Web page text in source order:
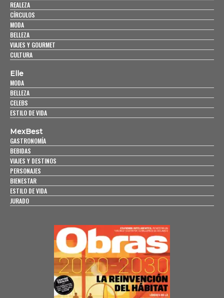
REALEZA
CÍRCULOS
MODA
BELLEZA
VIAJES Y GOURMET
CULTURA
Elle
MODA
BELLEZA
CELEBS
ESTILO DE VIDA
MexBest
GASTRONOMÍA
BEBIDAS
VIAJES Y DESTINOS
PERSONAJES
BIENESTAR
ESTILO DE VIDA
JURADO